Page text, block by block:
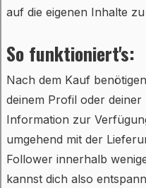
auf die eigenen Inhalte
So funktioniert's:
Nach dem Kauf
deinem Profil oder deiner
Information zur
umgehend mit der
Follower innerhalb
kannst dich also